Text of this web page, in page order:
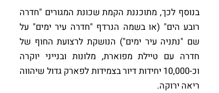
בנוסף לכך, מתוכננת הקמת שכונת המגורים "חדרה
רובע הים" (או בשמה הנרדף "חדרה עיר ימים" על
שם "נתניה עיר ימים") הנושקת לרצועת החוף של
חדרה עם טיילת מפוארת, מלונות ובנייני יוקרה
וכ-10,000 יחידות דיור בצמידות לפארק גדול שיהווה
ריאה ירוקה.